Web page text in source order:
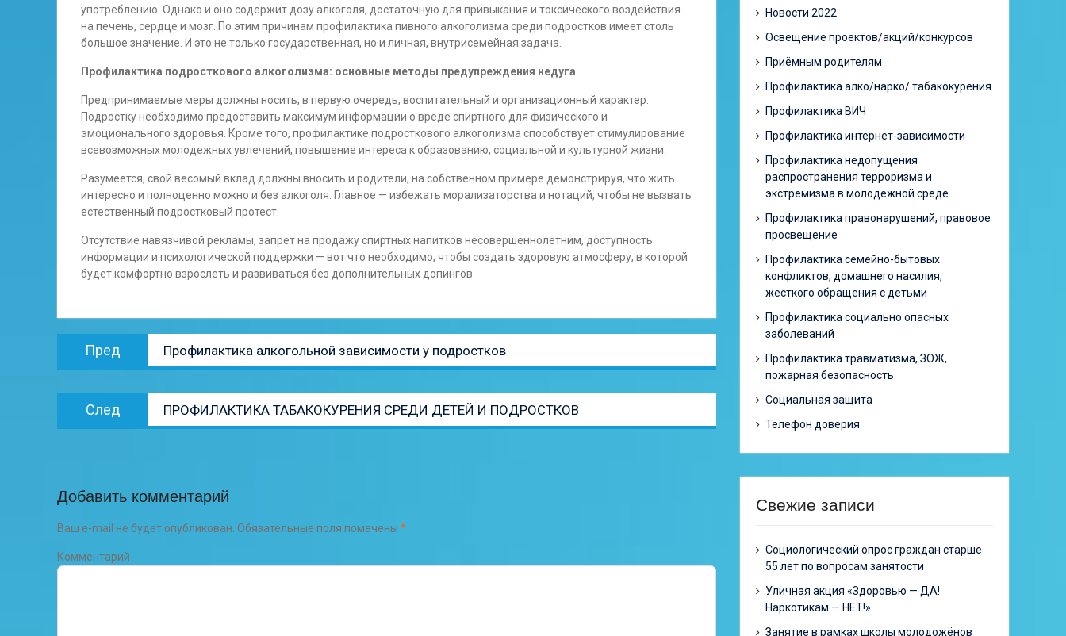
употреблению. Однако и оно содержит дозу алкоголя, достаточную для привыкания и токсического воздействия
на печень, сердце и мозг. По этим причинам профилактика пивного алкоголизма среди подростков имеет столь
большое значение. И это не только государственная, но и личная, внутрисемейная задача.
Профилактика подросткового алкоголизма: основные методы предупреждения недуга
Предпринимаемые меры должны носить, в первую очередь, воспитательный и организационный характер.
Подростку необходимо предоставить максимум информации о вреде спиртного для физического и
эмоционального здоровья. Кроме того, профилактике подросткового алкоголизма способствует стимулирование
всевозможных молодежных увлечений, повышение интереса к образованию, социальной и культурной жизни.
Разумеется, свой весомый вклад должны вносить и родители, на собственном примере демонстрируя, что жить
интересно и полноценно можно и без алкоголя. Главное — избежать морализаторства и нотаций, чтобы не вызвать
естественный подростковый протест.
Отсутствие навязчивой рекламы, запрет на продажу спиртных напитков несовершеннолетним, доступность
информации и психологической поддержки — вот что необходимо, чтобы создать здоровую атмосферу, в которой
будет комфортно взрослеть и развиваться без дополнительных допингов.
Навигация
Пред
Предыдущая
запись:
Профилактика алкогольной зависимости у подростков
След
Следующая
запись:
ПРОФИЛАКТИКА ТАБАКОКУРЕНИЯ СРЕДИ ДЕТЕЙ И ПОДРОСТКОВ
Добавить комментарий
Ваш e-mail не будет опубликован. Обязательные поля помечены *
Комментарий
Новости 2022
Освещение проектов/акций/конкурсов
Приёмным родителям
Профилактика алко/нарко/ табакокурения
Профилактика ВИЧ
Профилактика интернет-зависимости
Профилактика недопущения
распространения терроризма и
экстремизма в молодежной среде
Профилактика правонарушений, правовое
просвещение
Профилактика семейно-бытовых
конфликтов, домашнего насилия,
жесткого обращения с детьми
Профилактика социально опасных
заболеваний
Профилактика травматизма, ЗОЖ,
пожарная безопасность
Социальная защита
Телефон доверия
Свежие записи
Cоциологический опрос граждан старше
55 лет по вопросам занятости
Уличная акция «Здоровью — ДА!
Наркотикам — НЕТ!»
Занятие в рамках школы молодожёнов